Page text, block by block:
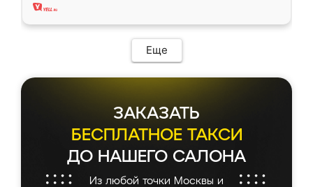
Еще
ЗАКАЗАТЬ
БЕСПЛАТНОЕ ТАКСИ
ДО НАШЕГО САЛОНА
Из любой точки Москвы и